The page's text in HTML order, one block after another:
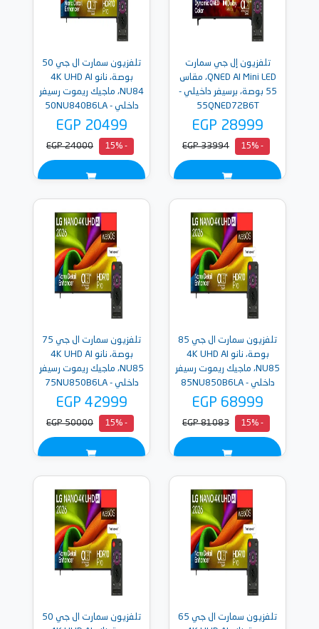
تلفزيون إل جي سمارت
QNED AI Mini LED، مقاس
55 بوصة، برسيفر داخيلي -
55QNED72B6T
EGP 28999
- 15%
EGP 33994
تلفزيون سمارت ال جي 50
بوصة، نانو 4K UHD AI
NU84، ماجيك ريموت رسيفر
داخلي - 50NU840B6LA
EGP 20499
- 15%
EGP 24000
تلفزيون سمارت ال جي 85
بوصة، نانو 4K UHD AI
NU85، ماجيك ريموت رسيفر
داخلي - 85NU850B6LA
EGP 68999
- 15%
EGP 81083
تلفزيون سمارت ال جي 75
بوصة، نانو 4K UHD AI
NU85، ماجيك ريموت رسيفر
داخلي - 75NU850B6LA
EGP 42999
- 15%
EGP 50000
تلفزيون سمارت ال جي 65
تلفزيون سمارت ال جي 50